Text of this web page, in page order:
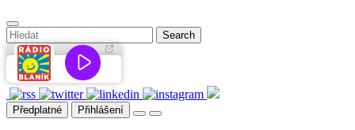
Předplatné Přihlášení